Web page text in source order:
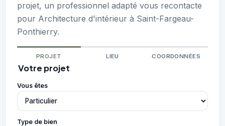
projet, un professionnel adapté vous recontacte
pour Architecture d'intérieur à Saint-Fargeau-
Ponthierry.
PROJET LIEU COORDONNÉES
Votre projet
Vous êtes
Type de bien